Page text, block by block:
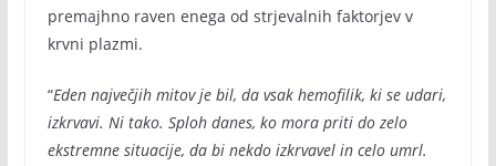
premajhno raven enega od strjevalnih faktorjev v
krvni plazmi.
“Eden največjih mitov je bil, da vsak hemofilik, ki se udari,
izkrvavi. Ni tako. Sploh danes, ko mora priti do zelo
ekstremne situacije, da bi nekdo izkrvavel in celo umrl.